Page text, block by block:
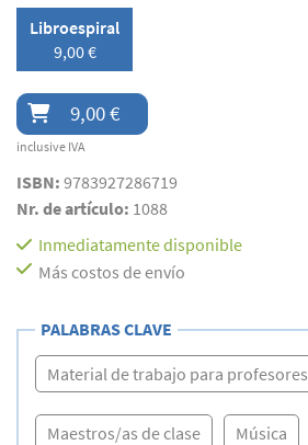
Libroespiral
9,00 €
9,00 €
inclusive IVA
ISBN: 9783927286719
Nr. de artículo: 1088
Inmediatamente disponible
Más costos de envío
PALABRAS CLAVE
Material de trabajo para profesores
Maestros/as de clase Música